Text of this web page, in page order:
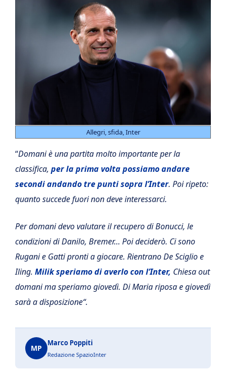
Allegri, sfida, Inter
“Domani è una partita molto importante per la
classifica, per la prima volta possiamo andare
secondi andando tre punti sopra l’Inter. Poi ripeto:
quanto succede fuori non deve interessarci.
Per domanidevo valutare il recupero di Bonucci, le
condizioni di Danilo, Bremer… Poi deciderò. Ci sono
Rugani e Gatti pronti a giocare. Rientrano De Sciglio e
Iling. Milik speriamo di averlo con l’Inter, Chiesa out
domani ma speriamo giovedì. Di Maria riposa e giovedì
sarà a disposizione“.
MP
Marco Poppiti
Redazione SpazioInter